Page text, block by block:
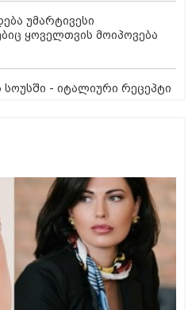
უმარტივესი
ყოველთვის მოიპოვება
სოუსში - იტალიური რეცეპტი